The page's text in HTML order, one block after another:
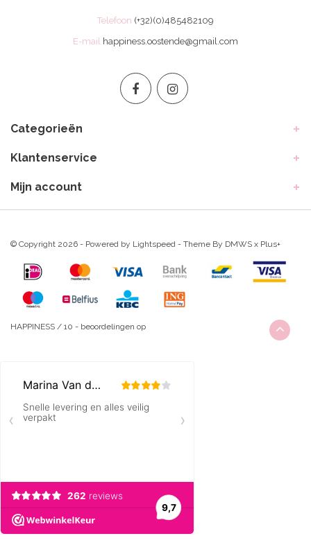
Telefoon (+32)(0)485482109
E-mail happiness.oostende@gmail.com
Categorieën
Klantenservice
Mijn account
© Copyright 2026 - Powered by Lightspeed - Theme By DMWS x Plus+
HAPPINESS / 10 - beoordelingen op